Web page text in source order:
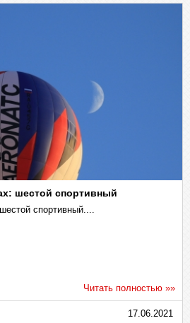
шестой спортивный
спортивный....
Читать полностью »»
17.06.2021